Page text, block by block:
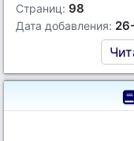
Страниц: 98
Дата добавления: